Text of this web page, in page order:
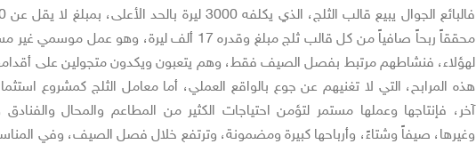
محققاً ربحاً صافياً من كل قالب ثلج مبلغ وقدره 17 ألف ليرة، وهو عمل
لهؤلاء، فنشاطهم مرتبط بفصل الصيف فقط، وهم يتعبون ويكدون متجولين على
هذه المرابح، التي لا تغنيهم عن جوع بالواقع العملي، أما معامل الثلج كمشروع
آخر، فإنتاجها وعملها مستمر لتؤمن احتياجات الكثير من المطاعم والمحال والفنادق
وغيرها، صيفاً وشتاءً، وأرباحها كبيرة ومضمونة، وترتفع خلال فصل الصيف، وفي